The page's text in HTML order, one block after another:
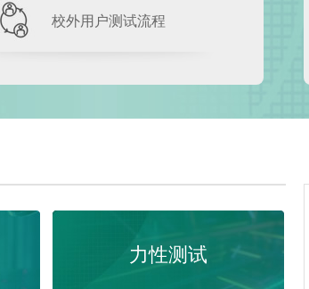
校外用户测试流程
力性测试